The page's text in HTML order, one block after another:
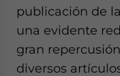
publicación de
una evidente
gran
diversos